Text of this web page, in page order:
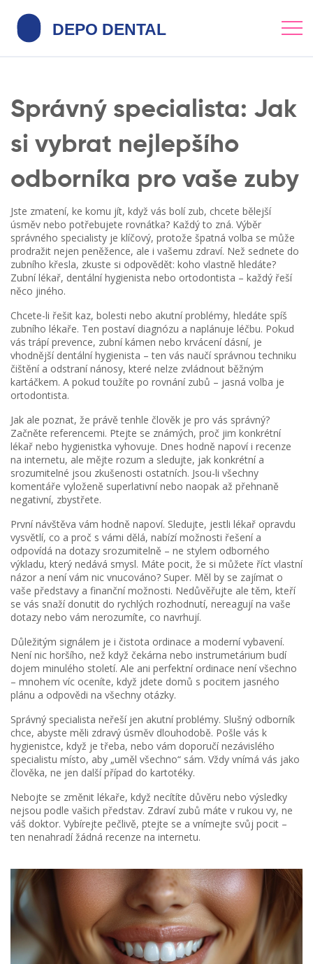
Správný specialista: Jak
si vybrat nejlepšího
odborníka pro vaše zuby
Jste zmatení, ke komu jít, když vás bolí zub, chcete bělejší
úsměv nebo potřebujete rovnátka? Každý to zná. Výběr
správného specialisty je klíčový, protože špatná volba se může
prodražit nejen peněžence, ale i vašemu zdraví. Než sednete do
zubního křesla, zkuste si odpovědět: koho vlastně hledáte?
Zubní lékař, dentální hygienista nebo ortodontista – každý řeší
něco jiného.
Chcete-li řešit kaz, bolesti nebo akutní problémy, hledáte spíš
zubního lékaře. Ten postaví diagnózu a naplánuje léčbu. Pokud
vás trápí prevence, zubní kámen nebo krvácení dásní, je
vhodnější dentální hygienista – ten vás naučí správnou techniku
čištění a odstraní nánosy, které nelze zvládnout běžným
kartáčkem. A pokud toužíte po rovnání zubů – jasná volba je
ortodontista.
Jak ale poznat, že právě tenhle člověk je pro vás správný?
Začněte referencemi. Ptejte se známých, proč jim konkrétní
lékař nebo hygienistka vyhovuje. Dnes hodně napoví i recenze
na internetu, ale mějte rozum a sledujte, jak konkrétní a
srozumitelné jsou zkušenosti ostatních. Jsou-li všechny
komentáře vyloženě superlativní nebo naopak až přehnaně
negativní, zbystřete.
První návštěva vám hodně napoví. Sledujte, jestli lékař opravdu
vysvětlí, co a proč s vámi dělá, nabízí možnosti řešení a
odpovídá na dotazy srozumitelně – ne stylem odborného
výkladu, který nedává smysl. Máte pocit, že si můžete říct vlastní
názor a není vám nic vnucováno? Super. Měl by se zajímat o
vaše představy a finanční možnosti. Nedůvěřujte ale těm, kteří
se vás snaží donutit do rychlých rozhodnutí, nereagují na vaše
dotazy nebo vám nerozumíte, co navrhují.
Důležitým signálem je i čistota ordinace a moderní vybavení.
Není nic horšího, než když čekárna nebo instrumetárium budí
dojem minulého století. Ale ani perfektní ordinace není všechno
– mnohem víc oceníte, když jdete domů s pocitem jasného
plánu a odpovědi na všechny otázky.
Správný specialista neřeší jen akutní problémy. Slušný odborník
chce, abyste měli zdravý úsměv dlouhodobě. Pošle vás k
hygienistce, když je třeba, nebo vám doporučí nezávislého
specialistu místo, aby „uměl všechno“ sám. Vždy vnímá vás jako
člověka, ne jen další případ do kartotéky.
Nebojte se změnit lékaře, když necítíte důvěru nebo výsledky
nejsou podle vašich představ. Zdraví zubů máte v rukou vy, ne
váš doktor. Vybírejte pečlivě, ptejte se a vnímejte svůj pocit –
ten nenahradí žádná recenze na internetu.